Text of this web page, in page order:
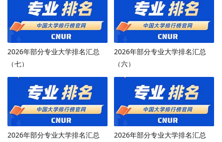
2026年部分专业大学排名汇总
（七）
2026年部分专业大学排名汇总
（六）
2026年部分专业大学排名汇总
2026年部分专业大学排名汇总